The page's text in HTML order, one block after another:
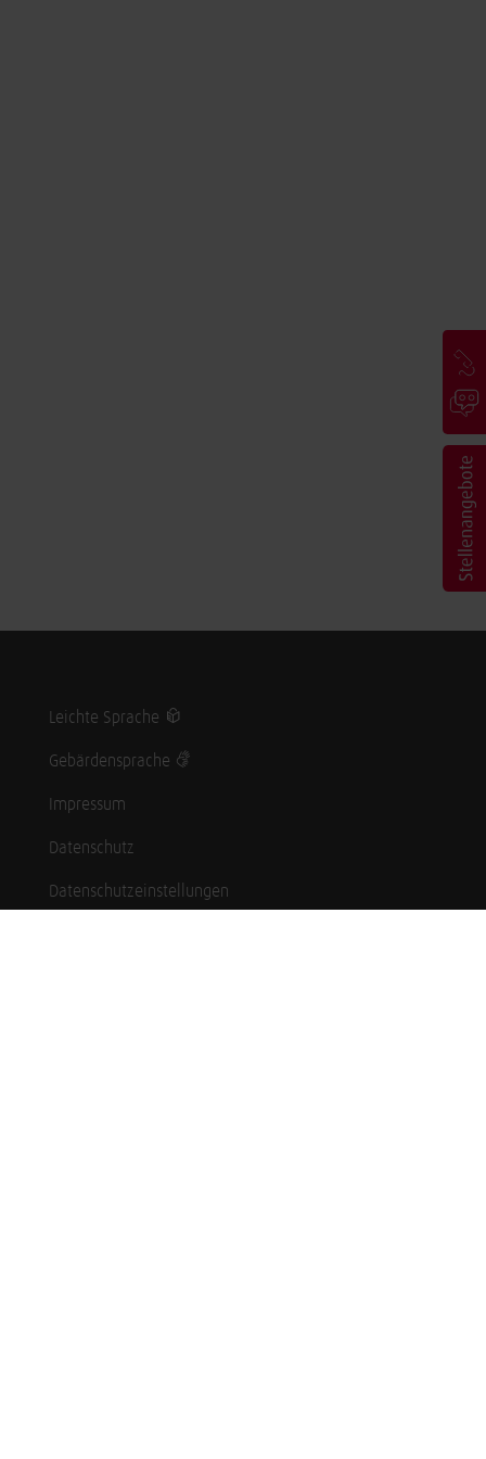
Leichte Sprache
Gebärdensprache
Impressum
Datenschutz
Datenschutzeinstellungen